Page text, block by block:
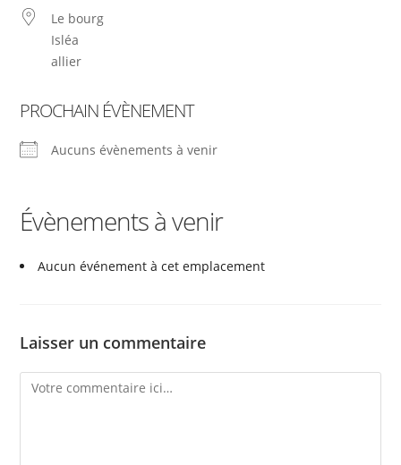
Le bourg
Isléa
allier
PROCHAIN ÉVÈNEMENT
Aucuns évènements à venir
Évènements à venir
Aucun événement à cet emplacement
Laisser un commentaire